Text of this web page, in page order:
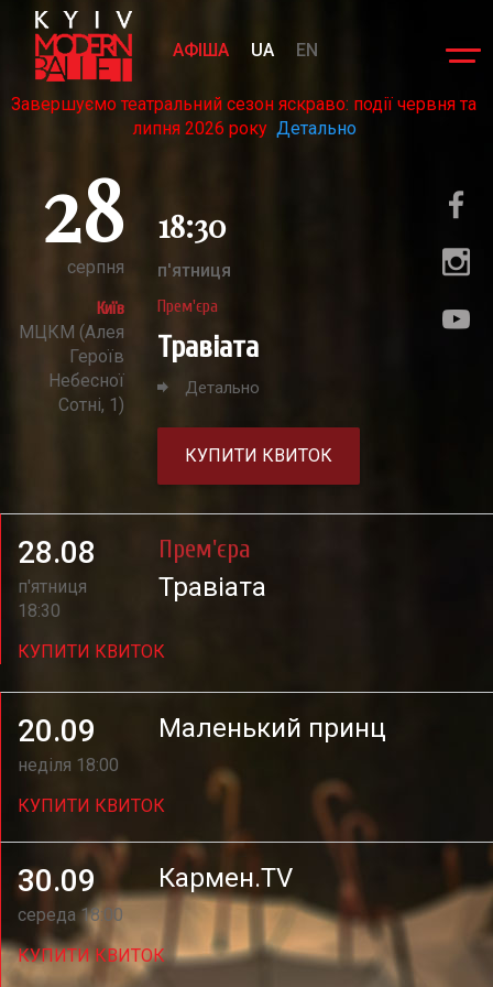
АФІША UA EN
Завершуємо театральний сезон яскраво: події червня та
липня 2026 року Детально
28
серпня
Київ
МЦКМ (Алея
Героїв
Небесної
Сотні, 1)
18:30
п'ятниця
Прем'єра
Травіата
Детально
КУПИТИ КВИТОК
28.08
п'ятниця
18:30
Прем'єра
Травіата
КУПИТИ КВИТОК
20.09
неділя 18:00
Маленький принц
КУПИТИ КВИТОК
30.09
середа 18:00
Кармен.TV
КУПИТИ КВИТОК